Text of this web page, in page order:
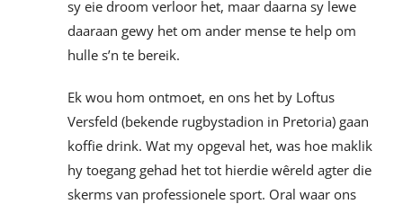
sy eie droom verloor het, maar daarna sy lewe
daaraan gewy het om ander mense te help om
hulle s’n te bereik.
Ek wou hom ontmoet, en ons het by Loftus
Versfeld (bekende rugbystadion in Pretoria) gaan
koffie drink. Wat my opgeval het, was hoe maklik
hy toegang gehad het tot hierdie wêreld agter die
skerms van professionele sport. Oral waar ons